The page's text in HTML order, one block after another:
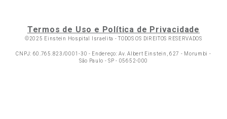
Termos de Uso e Política de Privacidade
©2025 Einstein Hospital Israelita -TODOS OS DIREITOS RESERVADOS
CNPJ: 60.765.823/0001-30 - Endereço: Av. Albert Einstein, 627 - Morumbi -
São Paulo - SP - 05652-000